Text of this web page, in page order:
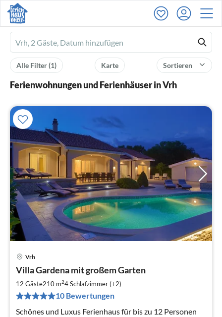
Ferienhausmiete
logo
Sortieren
Karte
Alle Filter(1)
Ferienwohnungen und Ferienhäuser in Vrh
Vrh
Villa Gardena mit großem Garten
12 Gäste210 m24Schlafzimmer (+2)
10 Bewertungen
Schönes und Luxus Ferienhaus für bis zu 12 Personen